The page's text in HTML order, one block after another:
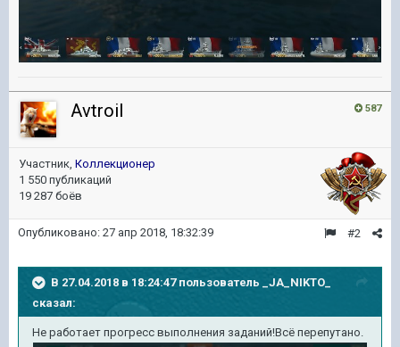
587
Avtroil
Участник, Коллекционер
1 550 публикаций
19 287 боёв
#2
Опубликовано: 27 апр 2018, 18:32:39
В 27.04.2018 в 18:24:47 пользователь
_JA_NIKTO_
сказал:
Не работает прогресс выполнения заданий!Всё перепутано.